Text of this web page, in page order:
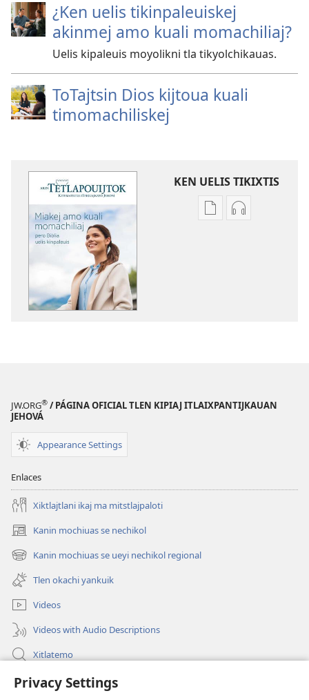
Privacy Settings
¿Ken uelis tikinpaleuiskej
akinmej amo kuali momachiliaj?
Uelis kipaleuis moyolikni tla tikyolchikauas.
ToTajtsin Dios kijtoua kuali
timomachiliskej
KEN UELIS TIKIXTIS
XikinkixtiXikkixti
JW.ORG® / PÁGINA OFICIAL TLEN KIPIAJ ITLAIXPANTIJKAUAN
JEHOVÁ
Appearance Settings
Enlaces
Xiktlajtlani ikaj ma mitstlajpaloti
Kanin mochiuas se nechikol
(xiktlapo
okse
ventana)
Kanin mochiuas se ueyi nechikol regional
(xiktlapo
okse
ventana)
Tlen okachi yankuik
Videos
Videos with Audio Descriptions
Xitlatemo
Tlapaleuilistli